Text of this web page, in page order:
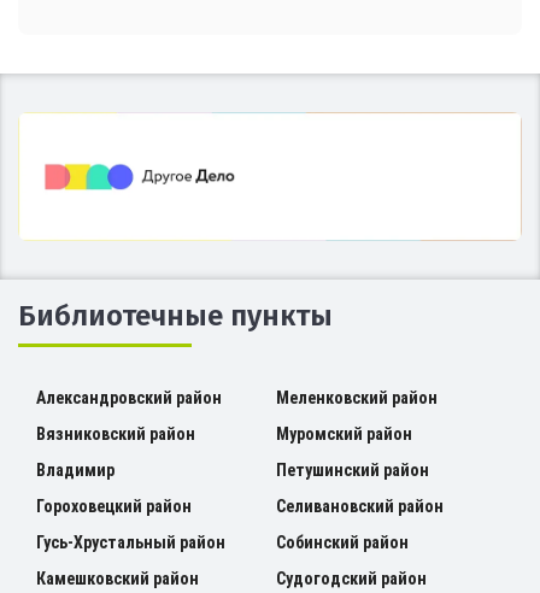
Библиотечные пункты
Александровский район
Вязниковский район
Владимир
Гороховецкий район
Гусь-Хрустальный район
Камешковский район
Меленковский район
Муромский район
Петушинский район
Селивановский район
Собинский район
Судогодский район